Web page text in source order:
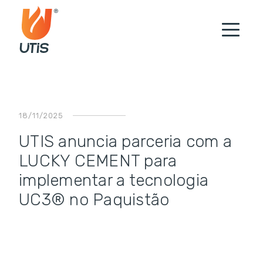
18/11/2025
UTIS anuncia parceria com a
LUCKY CEMENT para
implementar a tecnologia
UC3® no Paquistão